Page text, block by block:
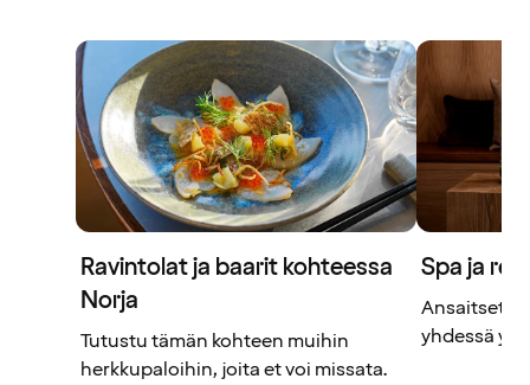
Ravintolat ja baarit kohteessa
Norja
Tutustu tämän kohteen muihin
herkkupaloihin, joita et voi missata.
Spa ja
Ansaitset
yhdessä